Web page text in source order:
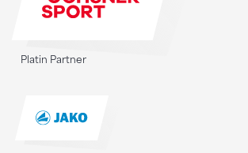
Platin Partner